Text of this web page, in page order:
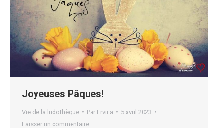
Joyeuses Pâques!
Vie de la ludothèque Par Ervina
5 avril 2023
Laisser un commentaire